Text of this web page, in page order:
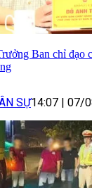
Ban chỉ đạo
SỰ14:07 07/